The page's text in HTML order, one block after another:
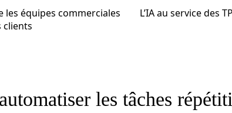
les équipes commerciales
clients
L’IA au service des
les tâches